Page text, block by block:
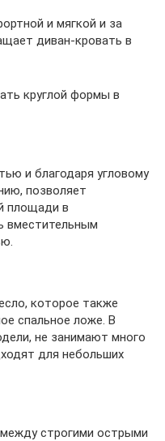
и мягкой и за
диван-кровать в
круглой формы в
и благодаря угловому
позволяет
площади в
вместительным
которое также
спальное ложе. В
не занимают много
для небольших
строгими острыми